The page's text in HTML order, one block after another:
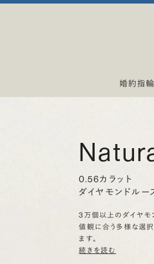
婚約指輪
0.56カラット
ダイヤモンドルー
3万個以上のダイヤモ
値観に合う多様な選
ます。
続きを読む